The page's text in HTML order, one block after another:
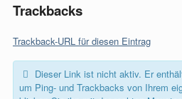
Trackbacks
Trackback-URL für diesen Eintrag
Dieser Link ist nicht aktiv. Er
um Ping- und Trackbacks von Ihrem